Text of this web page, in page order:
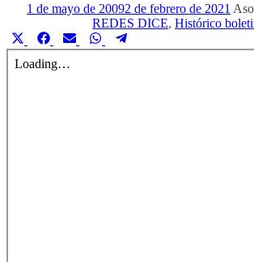
1 de mayo de 20092 de febrero de 2021
REDES DICE, Histórico
Compartir
en
Compartir
en
Facebook
CompartirCompartir